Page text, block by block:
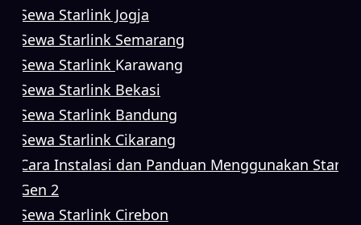
Sewa Starlink Jogja
Sewa Starlink Semarang
Sewa Starlink Karawang
Sewa Starlink Bekasi
Sewa Starlink Bandung
Sewa Starlink Cikarang
Cara Instalasi dan Panduan Menggunakan
Gen 2
Sewa Starlink Cirebon